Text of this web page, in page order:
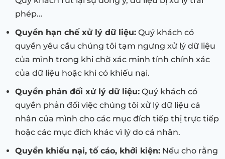
phép…
Quyền hạn chế xử lý dữ liệu: Quý khách có
quyền yêu cầu chúng tôi tạm ngưng xử lý dữ liệu
của mình trong khi chờ xác minh tính chính xác
của dữ liệu hoặc khi có khiếu nại.
Quyền phản đối xử lý dữ liệu: Quý khách có
quyền phản đối việc chúng tôi xử lý dữ liệu cá
nhân của mình cho các mục đích tiếp thị trực tiếp
hoặc các mục đích khác vì lý do cá nhân.
Quyền khiếu nại, tố cáo, khởi kiện: Nếu cho rằng